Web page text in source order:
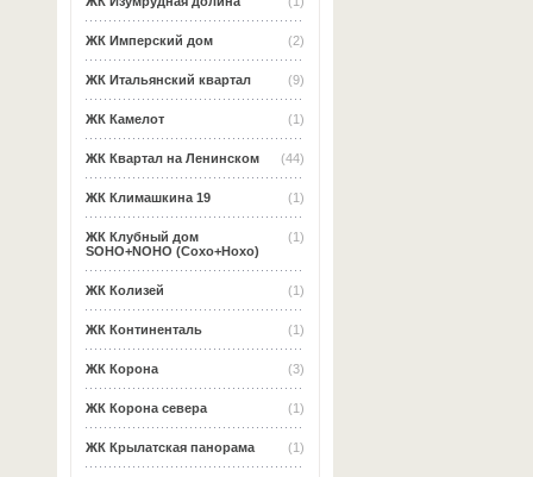
(2)
ЖК Имперский дом
(9)
ЖК Итальянский квартал
(1)
ЖК Камелот
(44)
ЖК Квартал на Ленинском
(1)
ЖК Климашкина 19
(1)
ЖК Клубный дом
SOHO+NOHO (Сохо+Нохо)
(1)
ЖК Колизей
(1)
ЖК Континенталь
(3)
ЖК Корона
(1)
ЖК Корона севера
(1)
ЖК Крылатская панорама